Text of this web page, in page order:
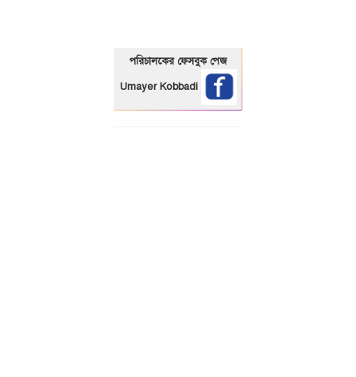
পরিচালকের ফেসবুক পেজ
Umayer Kobbadi